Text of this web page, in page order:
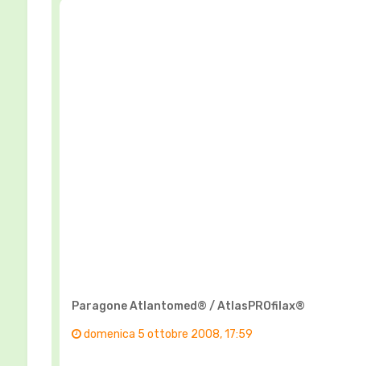
Paragone Atlantomed® / AtlasPROfilax®
domenica 5 ottobre 2008, 17:59